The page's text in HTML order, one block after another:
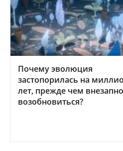
Почему эволюция
застопорилась на
лет, прежде чем внезапно
возобновиться?